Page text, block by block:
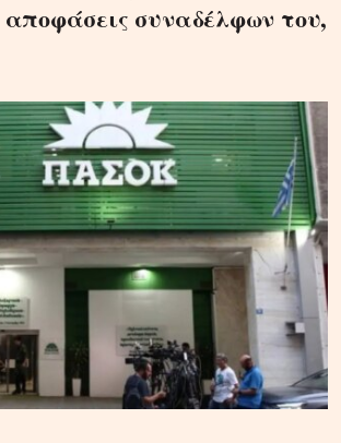
συναδέλφων του,